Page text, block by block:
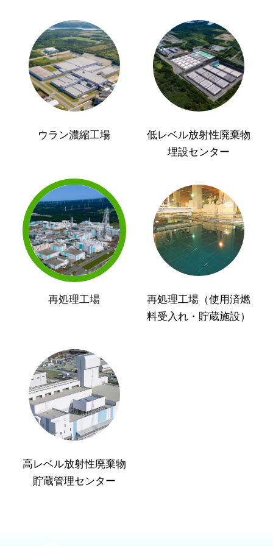
ウラン濃縮工場
低レベル放射性廃棄物
埋設センター
再処理工場
再処理工場（使用済燃
料受入れ・貯蔵施設）
高レベル放射性廃棄物
貯蔵管理センター